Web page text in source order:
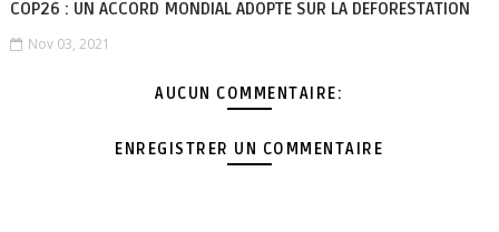
COP26 : UN ACCORD MONDIAL ADOPTE SUR LA DEFORESTATION
Nov 03, 2021
AUCUN COMMENTAIRE:
ENREGISTRER UN COMMENTAIRE